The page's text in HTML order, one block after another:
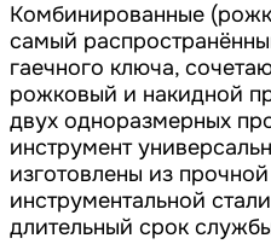
Комбинированные
самый
гаечного ключа,
рожковый и накидной
двух одноразмерных
инструмент
изготовлены из
инструментальной
длительный срок